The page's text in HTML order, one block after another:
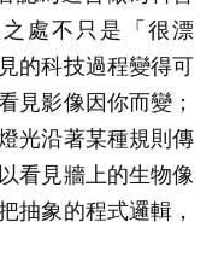
處不只是「很漂
的科技過程變得可
見影像因你而變；
光沿著某種規則傳
看見牆上的生物像
抽象的程式邏輯，